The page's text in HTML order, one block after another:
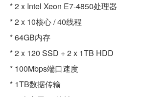
* 2 x Intel Xeon E7-4850处理器
* 2 x 10核心 / 40线程
* 64GB内存
* 2 x 120 SSD + 2 x 1TB HDD
* 100Mbps端口速度
* 1TB数据传输